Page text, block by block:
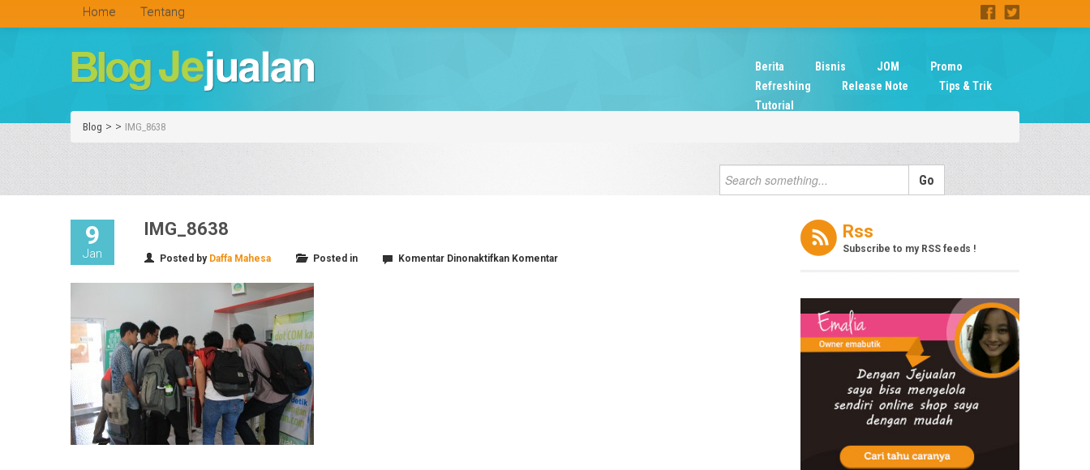
Home Tentang
Berita Bisnis JOM
Promo
Refreshing
Release Note
Tips & Trik
Tutorial
Blog > > IMG_8638
9
Jan
IMG_8638
Posted by Daffa Mahesa Posted in Komentar Dinonaktifkanpada
Komentar
Rss
Subscribe to my RSS feeds !